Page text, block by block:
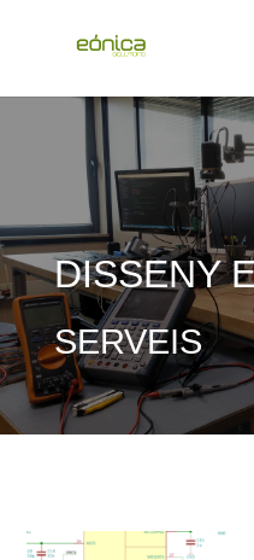
DISSENY
SERVEIS